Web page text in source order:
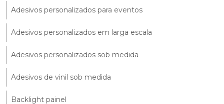
Adesivos personalizados para eventos
Adesivos personalizados em larga escala
Adesivos personalizados sob medida
Adesivos de vinil sob medida
Backlight painel